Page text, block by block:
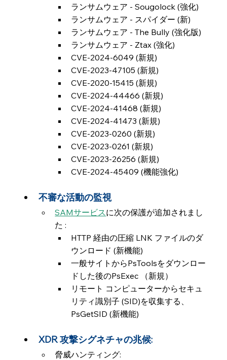
ランサムウェア - Sougolock (強化)
ランサムウェア - スパイダー (新)
ランサムウェア - The Bully (強化版)
ランサムウェア - Ztax (強化)
CVE-2024-6049 (新規)
CVE-2023-47105 (新規)
CVE-2020-15415 (新規)
CVE-2024-44466 (新規)
CVE-2024-41468 (新規)
CVE-2024-41473 (新規)
CVE-2023-0260 (新規)
CVE-2023-0261 (新規)
CVE-2023-26256 (新規)
CVE-2024-45409 (機能強化)
不審な活動の監視
SAMサービスに次の保護が追加されまし
た :
HTTP 経由の圧縮 LNK ファイルのダ
ウンロード (新機能)
一般サイトからPsToolsをダウンロー
ドした後のPsExec （新規）
リモート コンピューターからセキュ
リティ識別子 (SID)を収集する、
PsGetSID (新機能)
XDR 攻撃シグネチャの兆候:
脅威ハンティング: